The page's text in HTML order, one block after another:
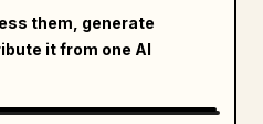
them, generate
it from one AI